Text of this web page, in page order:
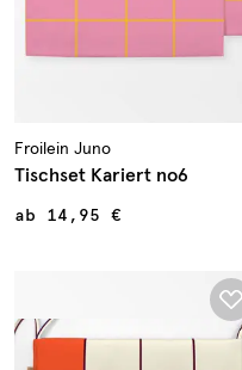
Froilein Juno
Tischset Kariert no6
ab 14,95 €